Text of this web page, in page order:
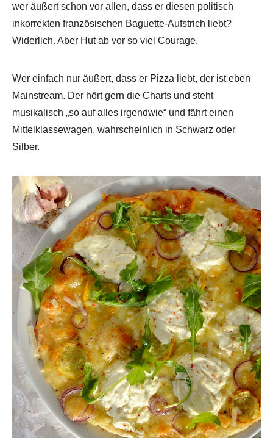
wer äußert schon vor allen, dass er diesen politisch
inkorrekten französischen Baguette-Aufstrich liebt?
Widerlich. Aber Hut ab vor so viel Courage.
Wer einfach nur äußert, dass er Pizza liebt, der ist eben
Mainstream. Der hört gern die Charts und steht
musikalisch „so auf alles irgendwie“ und fährt einen
Mittelklassewagen, wahrscheinlich in Schwarz oder
Silber.